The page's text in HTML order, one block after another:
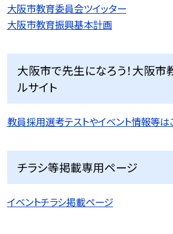
大阪市教育委員会ツイッター
大阪市教育振興基本計画
大阪市で先生になろう！大阪市
ルサイト
教員採用選考テストやイベント情報等は
チラシ等掲載専用ページ
イベントチラシ掲載ページ